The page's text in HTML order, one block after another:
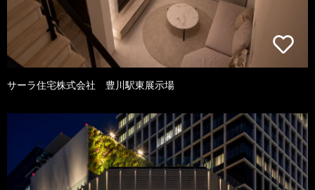
サーラ住宅株式会社 豊川駅東展示場